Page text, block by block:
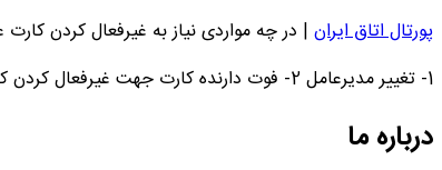
پورتال اتاق ایران | در چه مواردی نیاز به غیرفعال کردن
1- تغییر مدیرعامل 2- فوت دارنده کارت جهت غیرفعال کردن کارت باید به اتاق بازرگانی، صنایع، معادن و کشاورزی مربوطه مراجعه شود.
درباره ما